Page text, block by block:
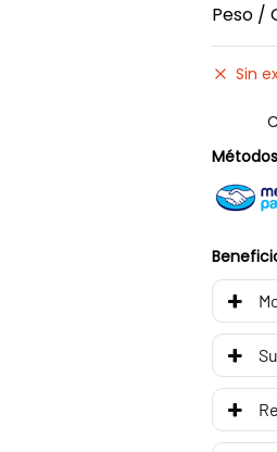
Peso /
Sin